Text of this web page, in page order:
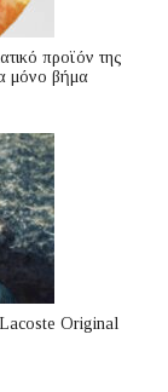
προϊόν της
μόνο βήμα
Original